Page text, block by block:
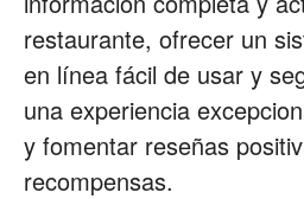
restaurante, ofrecer un
en línea fácil de usar y
una experiencia
y fomentar reseñas
recompensas.